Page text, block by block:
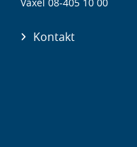
Växel 08-405 10 00
Kontakt